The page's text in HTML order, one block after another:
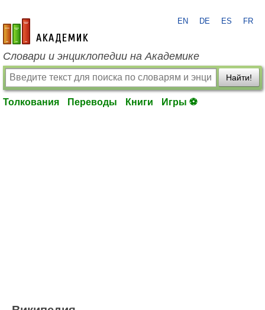
academic.ru
EN DE ES FR
Словари и энциклопедии на Академике
Найти!
Толкования Переводы Книги Игры ⚽